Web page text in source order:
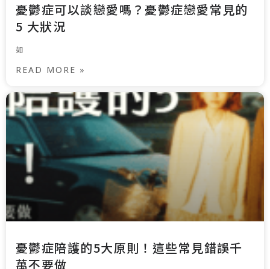
憂鬱症可以談戀愛嗎？憂鬱症戀愛常見的
5 大狀況
如
READ MORE »
憂鬱症陪護的5大原則！這些常見錯誤千
萬不要做